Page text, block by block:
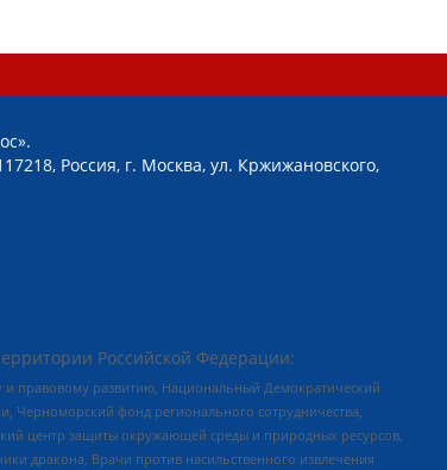
Россия, г. Москва, ул. Кржижановского,
Российской Федерации:
правовому развитию, Национальный Демократический
Черноморский фонд регионального сотрудничества,
центр защиты окружающей среды и природных ресурсов,
дракона, Врачи против насильственного извлечения